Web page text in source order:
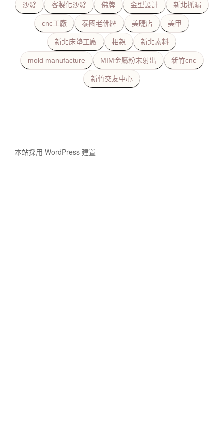
沙發 客製化沙發 佛牌 金型設計 新北抓漏
cnc工廠 泰國老佛牌 美睫店 美甲
新北床墊工廠 相親 新北素料
mold manufacture MIM金屬粉末射出 新竹cnc
新竹交友中心
本站採用 WordPress 建置